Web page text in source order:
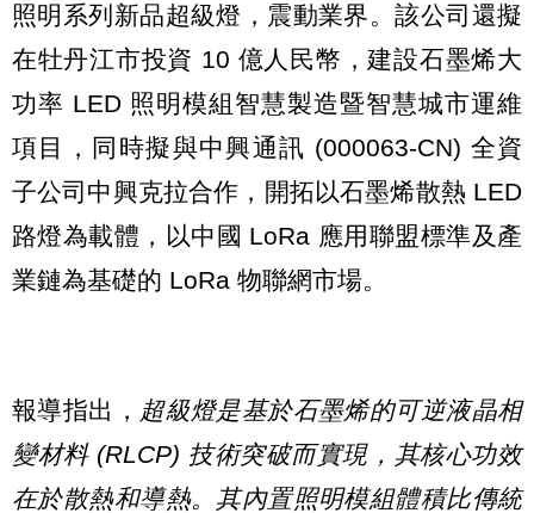
照明系列新品超級燈，震動業界。該公司還擬
在牡丹江市投資 10 億人民幣，建設石墨烯大
功率 LED 照明模組智慧製造暨智慧城市運維
項目，同時擬與中興通訊 (000063-CN) 全資
子公司中興克拉合作，開拓以石墨烯散熱 LED
路燈為載體，以中國 LoRa 應用聯盟標準及產
業鏈為基礎的 LoRa 物聯網市場。
報導指出， 超級燈是基於石墨烯的可逆液晶相
變材料 (RLCP) 技術突破而實現，其核心功效
在於散熱和導熱。其內置照明模組體積比傳統